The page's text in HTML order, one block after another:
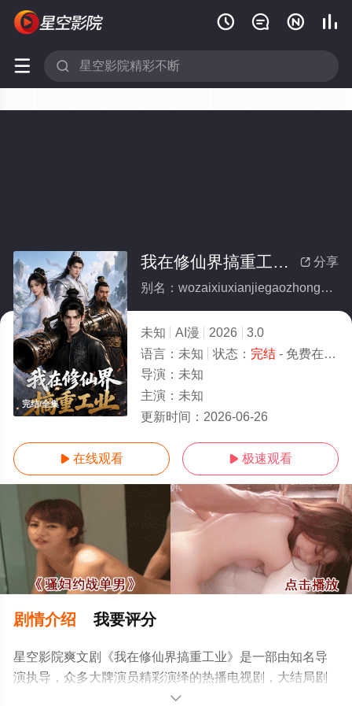
   
 
完结/全集
 分享
我在修仙界搞重工业(全集)
别名：wozaixiuxianjiegaozhonggongye
未知 AI漫 2026
3.0
语言： 未知 状态： 完结- 免费在线观看
导演： 未知
主演： 未知
更新时间： 2026-06-26
 在线观看  极速观看
剧情介绍 我要评分
星空影院爽文剧《我在修仙界搞重工业》是一部由知名导
演执导，众多大牌演员精彩演绎的热播电视剧，大结局剧
情已揭晓（完结），超前点播免费观看高清无删减完整版
